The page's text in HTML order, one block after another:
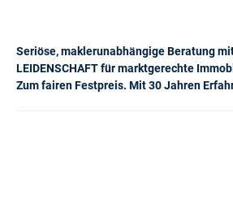
Seriöse, maklerunabhängige Beratung
LEIDENSCHAFT für marktgerechte
Zum fairen Festpreis. Mit 30 Jahren